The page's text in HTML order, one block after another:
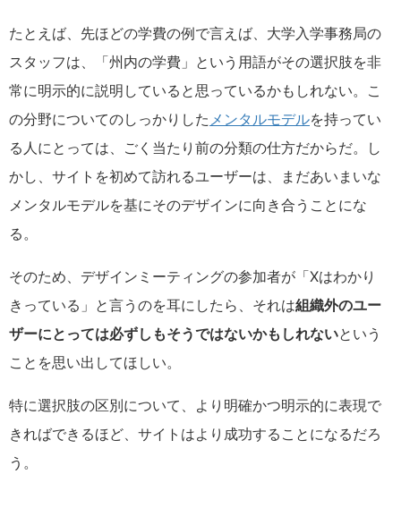
たとえば、先ほどの学費の例で言えば、大学入学事務局の
スタッフは、「州内の学費」という用語がその選択肢を非
常に明示的に説明していると思っているかもしれない。こ
の分野についてのしっかりした メンタルモデルを持ってい
る人にとっては、ごく当たり前の分類の仕方だからだ。し
かし、サイトを初めて訪れるユーザーは、まだあいまいな
メンタルモデルを基にそのデザインに向き合うことにな
る。
そのため、デザインミーティングの参加者が「Xはわかり
きっている」と言うのを耳にしたら、それは組織外のユー
ザーにとっては必ずしもそうではないかもしれないという
ことを思い出してほしい。
特に選択肢の区別について、より明確かつ明示的に表現で
きればできるほど、サイトはより成功することになるだろ
う。